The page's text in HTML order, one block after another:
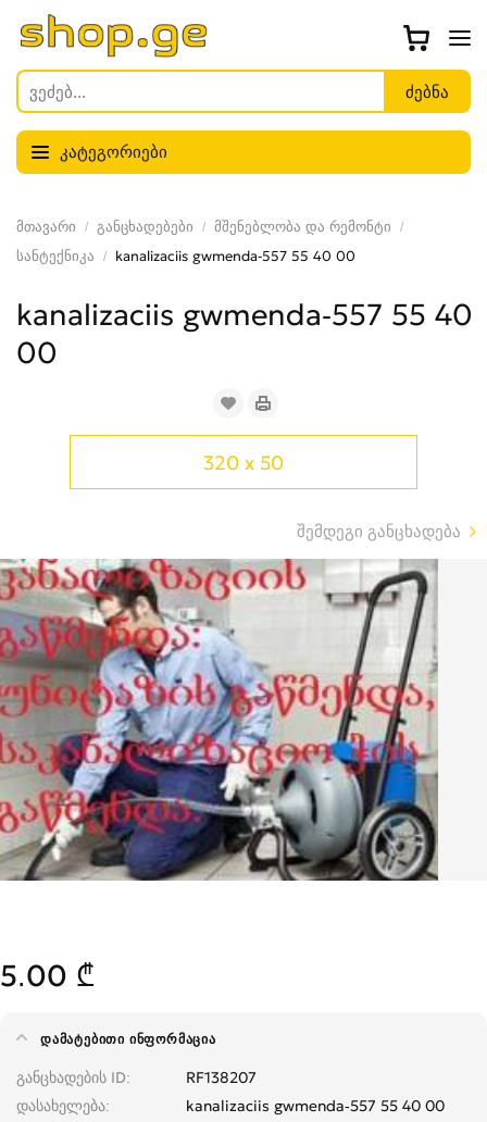
კატეგორიები
მთავარი განცხადებები
მშენებლობა და რემონტი
სანტექნიკა
kanalizaciis gwmenda-557 55 40 00
kanalizaciis gwmenda-557 55 40
00
320 x 50
შემდეგი განცხადება
5.00 ₾
ᲓᲐᲛᲐᲢᲔᲑᲘᲗᲘ ᲘᲜᲤᲝᲠᲛᲐᲪᲘᲐ
განცხადების ID
RF138207
დასახელება
kanalizaciis gwmenda-557 55 40 00